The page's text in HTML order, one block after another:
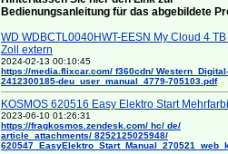
Bedienungsanleitung für das abgebildete
WD WDBCTL0040HWT-EESN My Cloud 4
Zoll extern
2024-02-13 00:10:45
https://media.flixcar.com/ f360cdn/ Western_Digital-
2412300185-deu_user_manual_4779-705103.pdf
KOSMOS 620516 Easy Elektro Start
2023-06-10 01:26:31
https://fragkosmos.zendesk.com/ hc/ de/
article_attachments/ 8252125025948/